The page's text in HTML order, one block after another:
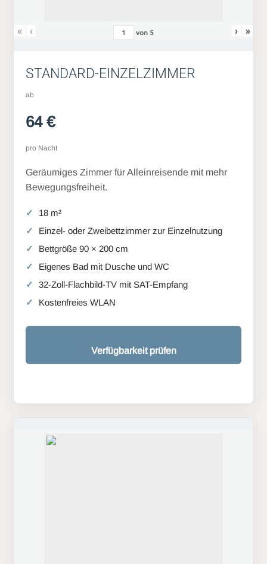
« ‹ von 5 › »
STANDARD-EINZELZIMMER
ab
64 €
pro Nacht
Geräumiges Zimmer für Alleinreisende mit mehr
Bewegungsfreiheit.
18 m²
Einzel- oder Zweibettzimmer zur Einzelnutzung
Bettgröße 90 × 200 cm
Eigenes Bad mit Dusche und WC
32-Zoll-Flachbild-TV mit SAT-Empfang
Kostenfreies WLAN
Verfügbarkeit prüfen